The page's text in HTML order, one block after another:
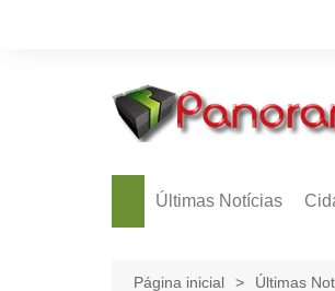
Últimas Notícias
Página inicial Últimas